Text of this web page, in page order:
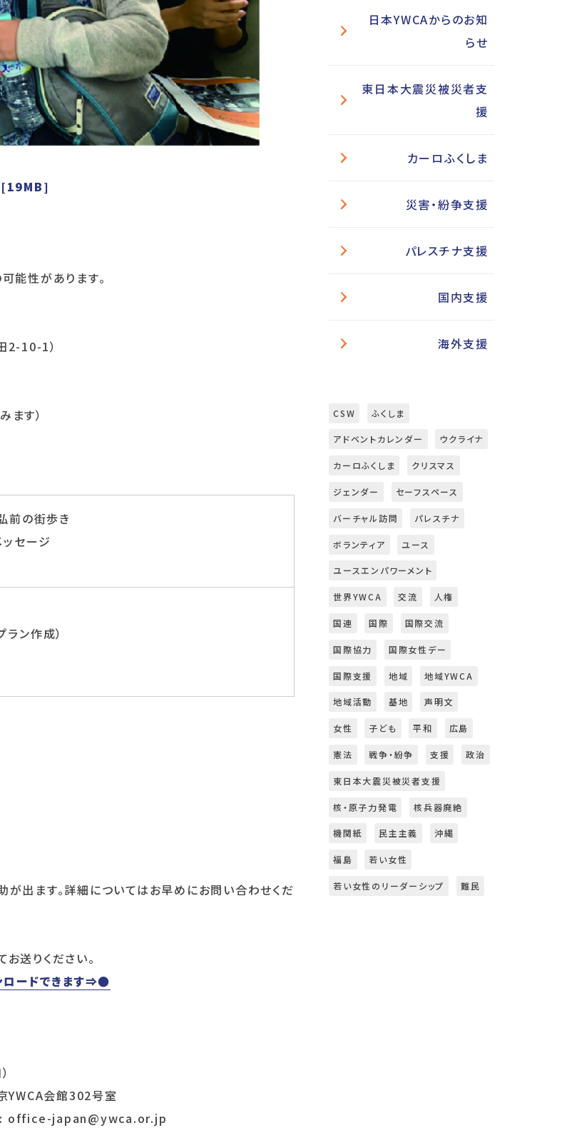
[19MB]
能性があります。
2-10-1）
ます）
弘前の街歩き
ッセージ
ラン作成）
出ます。詳細についてはお早めにお問い合わせくだ
送りください。
ロードできます⇒●
会館302号室
japan@ywca.or.jp
日本YWCAからのお知
らせ
東日本大震災被災者支
援
カーロふくしま
災害・紛争支援
パレスチナ支援
国内支援
海外支援
CSW ふくしま
アドベントカレンダー ウクライナ
カーロふくしま クリスマス
ジェンダー セーフスペース
バーチャル訪問 パレスチナ
ボランティア ユース
ユースエンパワーメント
世界YWCA 交流 人権
国連 国際 国際交流
国際協力 国際女性デー
国際支援 地域 地域YWCA
地域活動 基地 声明文
女性 子ども 平和 広島
憲法 戦争・紛争 支援 政治
東日本大震災被災者支援
核・原子力発電 核兵器廃絶
機関紙 民主主義 沖縄
福島 若い女性
若い女性のリーダーシップ 難民